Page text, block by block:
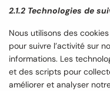
2.1.2 Technologies de
Nous utilisons des
pour suivre l’activité sur
informations. Les
et des scripts pour
améliorer et analyser